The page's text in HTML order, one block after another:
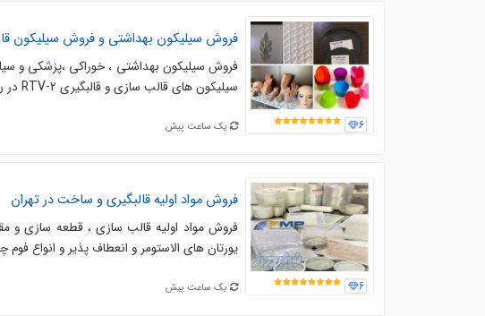
6
فروش سیلیکون بهداشتی و فروش سیلیکون
سیلیکون های قالب سازی و قالبگیری RTV-2 در رنگ سفید و شفاف یخی جهت ساخت قالب مجسمه ، قالب ...
یک ساعت پیش
6
فروش مواد اولیه قالبگیری و ساخت در تهران
فروش مواد اولیه قالب سازی ، قطعه سازی و
یورتان های الاستومر و انعطاف پذیر و انواع
یک ساعت پیش